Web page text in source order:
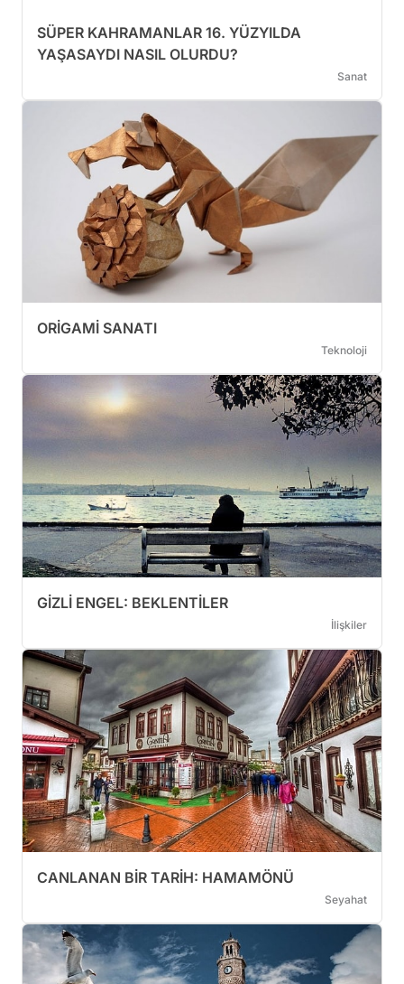
SÜPER KAHRAMANLAR 16. YÜZYILDA
YAŞASAYDI NASIL OLURDU?
Sanat
ORİGAMİ SANATI
Teknoloji
GİZLİ ENGEL: BEKLENTİLER
İlişkiler
CANLANAN BİR TARİH: HAMAMÖNÜ
Seyahat